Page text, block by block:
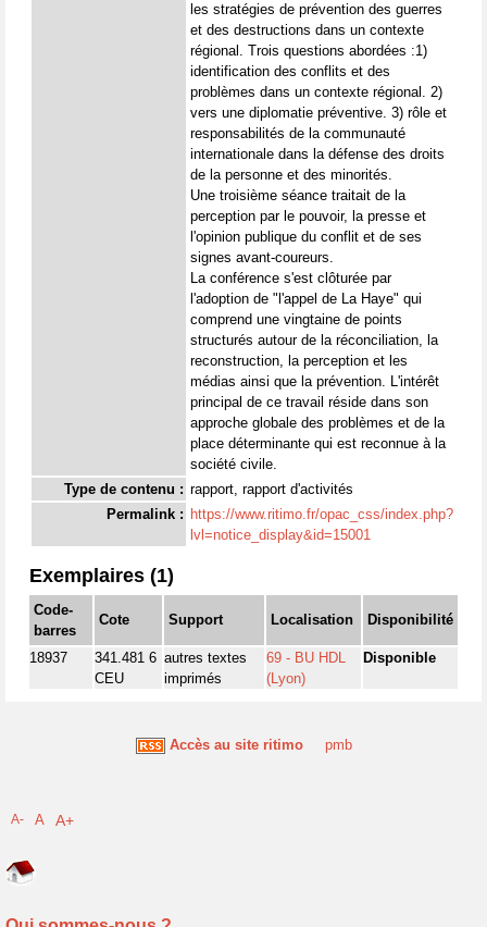
les stratégies de prévention des guerres
et des destructions dans un contexte
régional. Trois questions abordées :1)
identification des conflits et des
problèmes dans un contexte régional. 2)
vers une diplomatie préventive. 3) rôle et
responsabilités de la communauté
internationale dans la défense des droits
de la personne et des minorités.
Une troisième séance traitait de la
perception par le pouvoir, la presse et
l'opinion publique du conflit et de ses
signes avant-coureurs.
La conférence s'est clôturée par
l'adoption de "l'appel de La Haye" qui
comprend une vingtaine de points
structurés autour de la réconciliation, la
reconstruction, la perception et les
médias ainsi que la prévention. L'intérêt
principal de ce travail réside dans son
approche globale des problèmes et de la
place déterminante qui est reconnue à la
société civile.
Type de contenu : rapport, rapport d'activités
Permalink : https://www.ritimo.fr/opac_css/index.php?
lvl=notice_display&id=15001
Exemplaires (1)
Code-
barres
Cote Support Localisation Disponibilité
18937
341.481 6
CEU
autres textes
imprimés
69 - BU HDL
(Lyon)
Disponible
Accès au site ritimo pmb
A- A A+